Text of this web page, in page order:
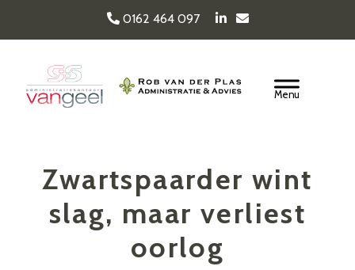
hoofd
inhoud
0162 464 097
Van Geel & van der
Header
Zwartspaarder wint
slag, maar verliest
oorlog